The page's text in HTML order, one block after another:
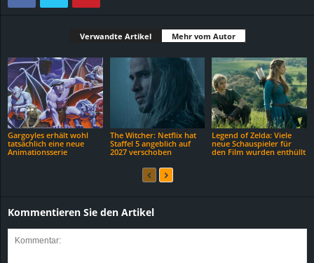
Verwandte Artikel Mehr vom Autor
Gargoyles erhält wohl
tatsächlich eine neue
Animationsserie
The Witcher: Netflix hat
Staffel 5 angeblich auf
2027 verschoben
Legend of Zelda: Viele
neue Schauspieler für
den Film wurden enthüllt
Kommentieren Sie den Artikel